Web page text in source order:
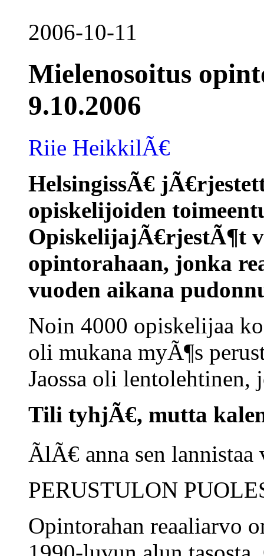
2006-10-11
Mielenosoitus
9.10.2006
Riie HeikkilÃ€
HelsingissÃ€
opiskelijoiden
OpiskelijajÃ€rjestÃ¶t
opintorahaan, jonka
vuoden aikana
Noin 4000 opiskelijaa
oli mukana myÃ¶s
Jaossa oli lentolehtinen,
Tili tyhjÃ€, mutta
ÃlÃ€ anna sen
PERUSTULON
Opintorahan reaaliarvo